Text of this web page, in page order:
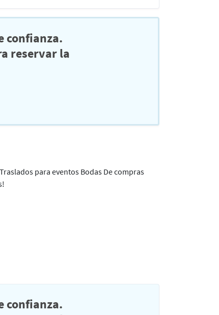
confianza.
reservar la
para eventos Bodas De compras
confianza.